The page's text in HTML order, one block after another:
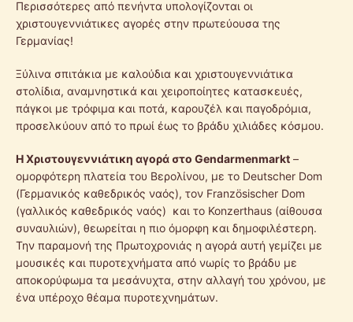
Περισσότερες από πενήντα υπολογίζονται οι
χριστουγεννιάτικες αγορές στην πρωτεύουσα της
Γερμανίας!
Ξύλινα σπιτάκια με καλούδια και χριστουγεννιάτικα
στολίδια, αναμνηστικά και χειροποίητες κατασκευές,
πάγκοι με τρόφιμα και ποτά, καρουζέλ και παγοδρόμια,
προσελκύουν από το πρωί έως το βράδυ χιλιάδες κόσμου.
ΗΧριστουγεννιάτικη αγορά στο Gendarmenmarkt –
ομορφότερη πλατεία του Βερολίνου, με το Deutscher Dom
(Γερμανικός καθεδρικός ναός), τον Französischer Dom
(γαλλικός καθεδρικός ναός) και το Konzerthaus (αίθουσα
συναυλιών), θεωρείται η πιο όμορφη και δημοφιλέστερη.
Την παραμονή της Πρωτοχρονιάς η αγορά αυτή γεμίζει με
μουσικές και πυροτεχνήματα από νωρίς το βράδυ με
αποκορύφωμα τα μεσάνυχτα, στην αλλαγή του χρόνου, με
ένα υπέροχο θέαμα πυροτεχνημάτων.